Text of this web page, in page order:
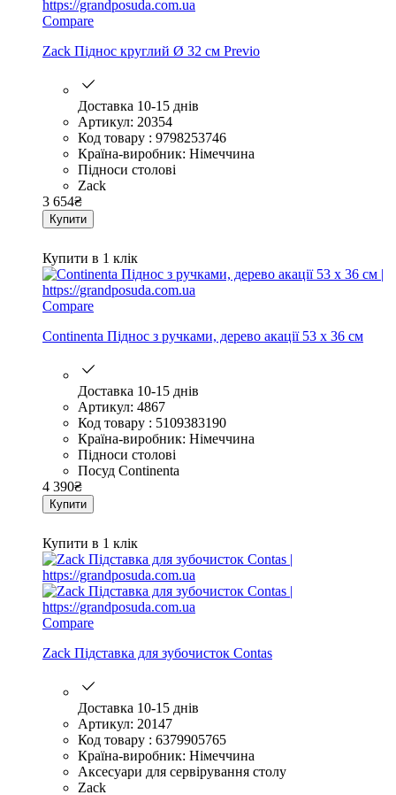
Compare
Zack Піднос круглий Ø 32 см Previo
Доставка 10-15 днів
Артикул: 20354
Код товару : 9798253746
Країна-виробник: Німеччина
Підноси столові
Zack
3 654₴
Купити
Купити в 1 клік
Compare
Continenta Піднос з ручками, дерево акації 53 х 36 см
Доставка 10-15 днів
Артикул: 4867
Код товару : 5109383190
Країна-виробник: Німеччина
Підноси столові
Посуд Continenta
4 390₴
Купити
Купити в 1 клік
Compare
Zack Підставка для зубочисток Contas
Доставка 10-15 днів
Артикул: 20147
Код товару : 6379905765
Країна-виробник: Німеччина
Аксесуари для сервірування столу
Zack